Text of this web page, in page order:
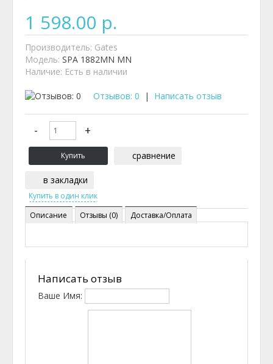
1 598.00 р.
Производитель: Gates
Модель: SPA 1882MN MN
Наличие: Есть в наличии
Отзывов: 0 | Написать отзыв
сравнение
в закладки
Описание Отзывы (0) Доставка/Оплата
Написать отзыв
Ваше Имя: